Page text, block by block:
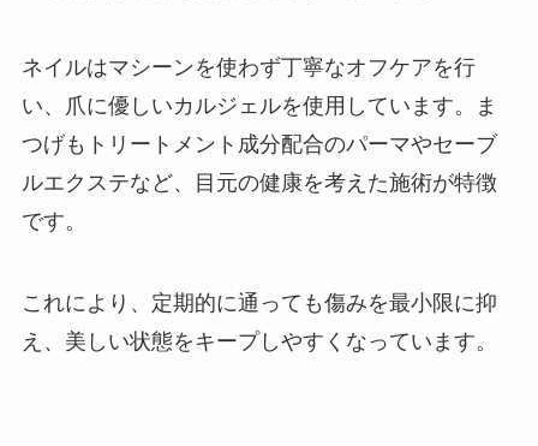
ネイルはマシーンを使わず丁寧なオフケアを行
い、爪に優しいカルジェルを使用しています。ま
つげもトリートメント成分配合のパーマやセーブ
ルエクステなど、目元の健康を考えた施術が特徴
です。
これにより、定期的に通っても傷みを最小限に抑
え、美しい状態をキープしやすくなっています。